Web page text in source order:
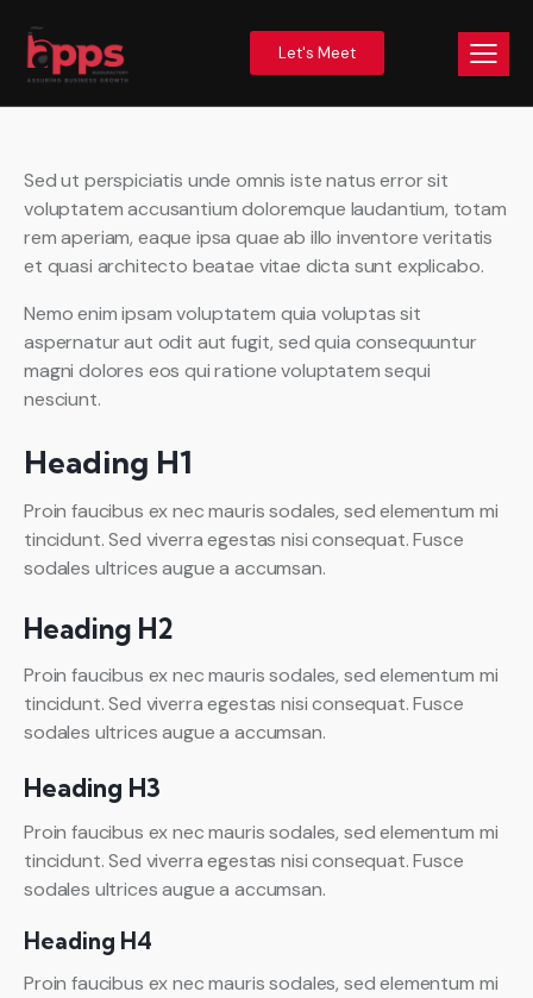
Let's Meet
Sed ut perspiciatis unde omnis iste natus error sit
voluptatem accusantium doloremque laudantium, totam
rem aperiam, eaque ipsa quae ab illo inventore veritatis
et quasi architecto beatae vitae dicta sunt explicabo.
Nemo enim ipsam voluptatem quia voluptas sit
aspernatur aut odit aut fugit, sed quia consequuntur
magni dolores eos qui ratione voluptatem sequi
nesciunt.
Heading H1
Proin faucibus ex nec mauris sodales, sed elementum mi
tincidunt. Sed viverra egestas nisi consequat. Fusce
sodales ultrices augue a accumsan.
Heading H2
Proin faucibus ex nec mauris sodales, sed elementum mi
tincidunt. Sed viverra egestas nisi consequat. Fusce
sodales ultrices augue a accumsan.
Heading H3
Proin faucibus ex nec mauris sodales, sed elementum mi
tincidunt. Sed viverra egestas nisi consequat. Fusce
sodales ultrices augue a accumsan.
Heading H4
Proin faucibus ex nec mauris sodales, sed elementum mi